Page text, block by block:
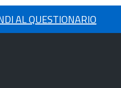
AL QUESTIONARIO